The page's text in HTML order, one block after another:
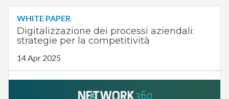
WHITE PAPER
Digitalizzazione dei processi aziendali:
strategie per la competitività
14 Apr 2025